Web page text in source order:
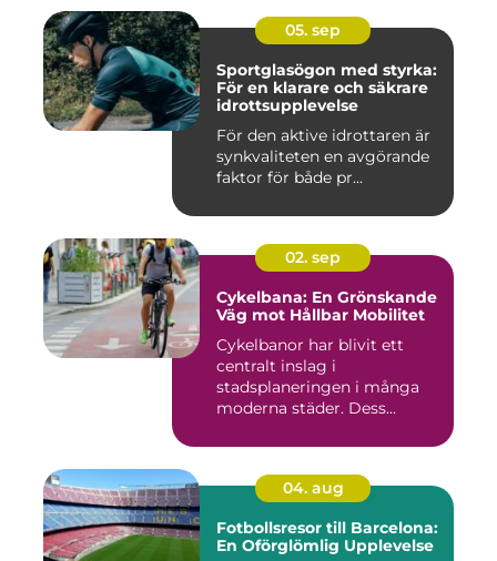
05. sep
Sportglasögon med styrka:
För en klarare och säkrare
idrottsupplevelse
För den aktive idrottaren är
synkvaliteten en avgörande
faktor för både pr...
02. sep
Cykelbana: En Grönskande
Väg mot Hållbar Mobilitet
Cykelbanor har blivit ett
centralt inslag i
stadsplaneringen i många
moderna städer. Dess...
04. aug
Fotbollsresor till Barcelona:
En Oförglömlig Upplevelse